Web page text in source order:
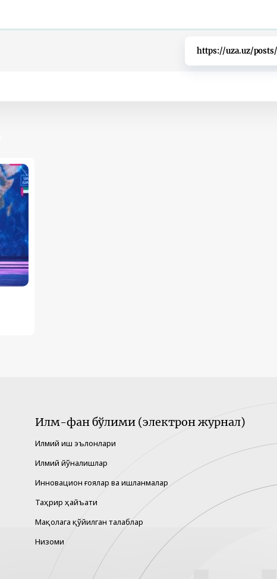
https://uza.uz/
Илм-фан бўлими (электрон журнал)
Илмий иш эълонлари
Илмий йўналишлар
Инновацион ғоялар ва ишланмалар
Таҳрир ҳайъати
Мақолага қўйилган талаблар
Низоми